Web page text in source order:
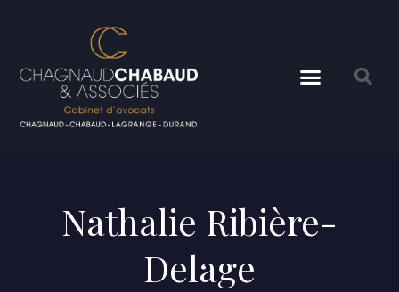
Nathalie Ribière-
Delage